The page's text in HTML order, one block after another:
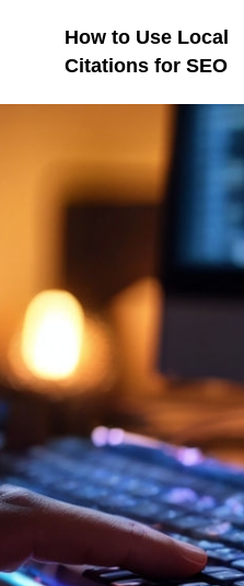
How to Use Local
Citations for SEO